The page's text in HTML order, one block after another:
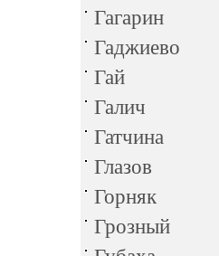
Гагарин
Гаджиево
Гай
Галич
Гатчина
Глазов
Горняк
Грозный